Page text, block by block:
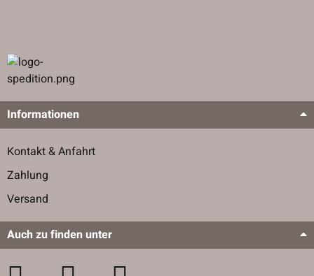
Informationen
Kontakt & Anfahrt
Zahlung
Versand
Auch zu finden unter